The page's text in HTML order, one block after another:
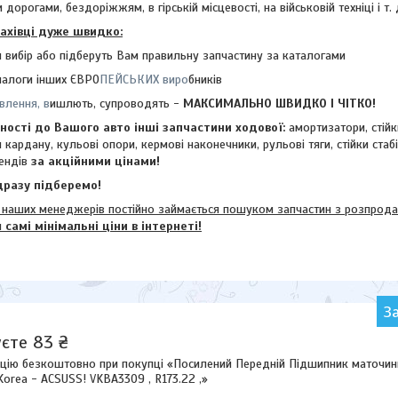
бездоріжжям, в гірській місцевості, на військовій техніці і т.
дуже швидко:
або підберуть Вам правильну запчастину за каталогами
інших ЄВРОПЕЙСЬКИХ виробників
вишлють, супроводять - МАКСИМАЛЬНО ШВИДКО І ЧІТКО!
до Вашого авто інші запчастини ходової: амортизатори,
кардану, кульові опори, кермові наконечники, рульові тяги, стійки
за акційними цінами!
підберемо!
менеджерів постійно займається пошуком запчастин з
самі мінімальні ціни в інтернеті!
83 ₴
безкоштовно при покупці «Посилений Передній Підшипник
- ACSUSS! VKBA3309 , R173.22 ,»